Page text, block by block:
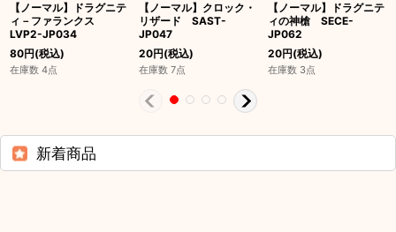
【ノーマル】ドラグニテ
ィ－ファランクス
LVP2-JP034
80円(税込)
在庫数 4点
【ノーマル】クロック・
リザード SAST-
JP047
20円(税込)
在庫数 7点
【ノーマル】ドラグニテ
ィの神槍 SECE-
JP062
20円(税込)
在庫数 3点
新着商品